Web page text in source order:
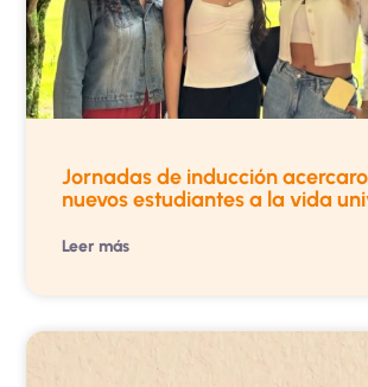
Jornadas de inducción
nuevos estudiantes a la vida
Leer más